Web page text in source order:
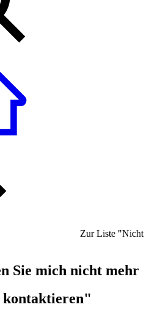
Zur Liste "Nicht
Sie mich nicht mehr